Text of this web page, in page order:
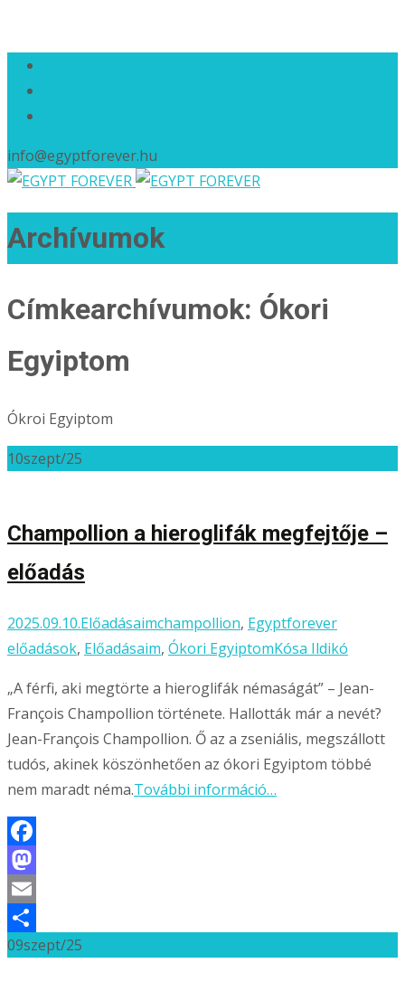
info@egyptforever.hu
Archívumok
Címkearchívumok: Ókori
Egyiptom
Ókroi Egyiptom
10szept/25
Champollion a hieroglifák megfejtője –
előadás
2025.09.10.Előadásaimchampollion, Egyptforever
előadások, Előadásaim, Ókori EgyiptomKósa Ildikó
„A férfi, aki megtörte a hieroglifák némaságát” – Jean-
François Champollion története. Hallották már a nevét?
Jean-François Champollion. Ő az a zseniális, megszállott
tudós, akinek köszönhetően az ókori Egyiptom többé
nem maradt néma.További információ…
Facebook
Mastodon
Email
Ossza
09szept/25